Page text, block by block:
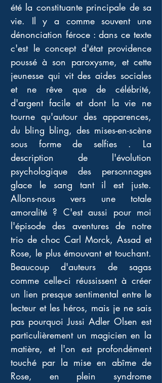
été la constituante principale de sa
vie. Il y a comme souvent une
dénonciation féroce : dans ce texte
c'est le concept d'état providence
poussé à son paroxysme, et cette
jeunesse qui vit des aides sociales
et ne rêve que de célébrité,
d'argent facile et dont la vie ne
tourne qu'autour des apparences,
du bling bling, des mises-en-scène
sous forme de selfies . La
description de l'évolution
psychologique des personnages
glace le sang tant il est juste.
Allons-nous vers une totale
amoralité ? C'est aussi pour moi
l'épisode des aventures de notre
trio de choc Carl Morck, Assad et
Rose, le plus émouvant et touchant.
Beaucoup d'auteurs de sagas
comme celle-ci réussissent à créer
un lien presque sentimental entre le
lecteur et les héros, mais je ne sais
pas pourquoi Jussi Adler Olsen est
particulièrement un magicien en la
matière, et l'on est profondément
touché par la mise en abîme de
Rose, en plein syndrome